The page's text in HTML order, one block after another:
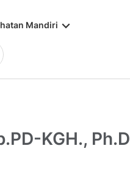
Mandiri keyboard_arrow_down
KGH., Ph.D